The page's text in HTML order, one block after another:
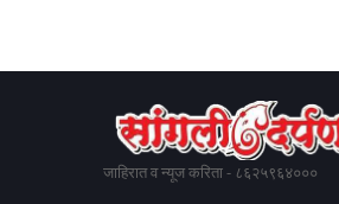
जाहिरात व न्यूज करिता - ८६२५९६४०००